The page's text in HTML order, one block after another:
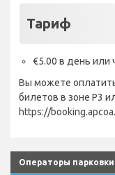
Тариф
€5.00 в день или
Вы можете
билетов в зоне P3
https://
Операторы